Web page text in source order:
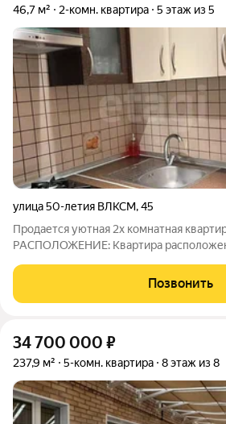
46,7 м² 2-комн. квартира 5 этаж из 5
улица 50-летия ВЛКСМ,45
Продается уютная 2х комнатная
РАСПОЛОЖЕНИЕ: Квартира
пешком, удобная транспортная
любой район города. Окна выходят во
Позвонить
34 700 000 ₽
237,9 м² 5-комн. квартира 8 этаж из 8